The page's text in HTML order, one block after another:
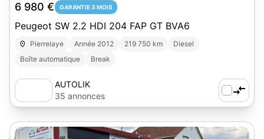
6 980 € GARANTIE 3 MOIS
Peugeot SW 2.2 HDI 204 FAP GT BVA6
Pierrelaye Année 2012 219 750 km
Diesel
Boîte automatique
Break
AUTOLIK
35 annonces